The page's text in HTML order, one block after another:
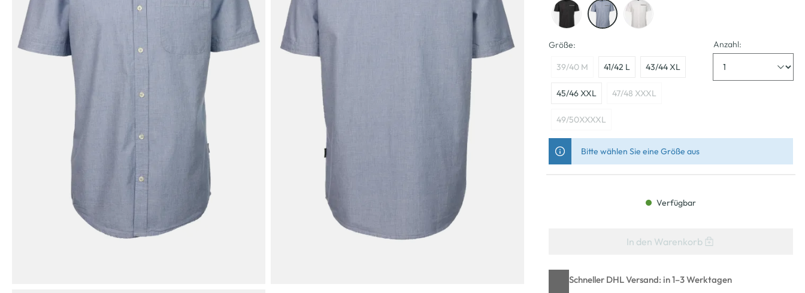
Größe:
39/40 M 41/42 L 43/44 XL
45/46 XXL 47/48 XXXL
49/50XXXXL
Anzahl:
Bitte wählen Sie eine Größe aus
Verfügbar
In den Warenkorb
Schneller DHL Versand: in 1–3 Werktagen